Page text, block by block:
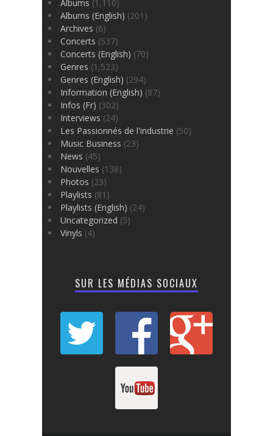
Albums (1,110)
Albums (English) (201)
Archives (6)
Concerts (537)
Concerts (English) (70)
Genres (1,523)
Genres (English) (294)
Information (English) (87)
Infos (Fr) (302)
Interviews (24)
Les Passionnés de l'industrie (50)
Music Business (23)
News (45)
Nouvelles (138)
Photos (23)
Playlists (81)
Playlists (English) (24)
Uncategorized (5)
Vinyls (4)
SUR LES MÉDIAS SOCIAUX